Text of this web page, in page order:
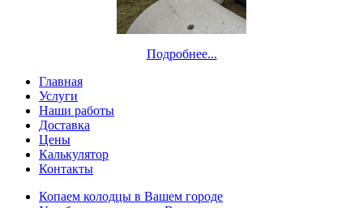
Подробнее...
Главная
Услуги
Наши работы
Доставка
Цены
Калькулятор
Контакты
Копаем колодцы в Вашем городе